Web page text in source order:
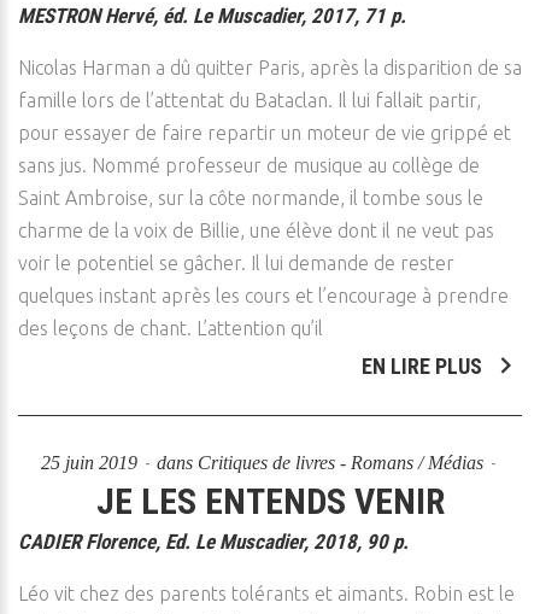
MESTRON Hervé, éd. Le Muscadier, 2017, 71 p.
Nicolas Harman a dû quitter Paris, après la disparition de sa
famille lors de l’attentat du Bataclan. Il lui fallait partir,
pour essayer de faire repartir un moteur de vie grippé et
sans jus. Nommé professeur de musique au collège de
Saint Ambroise, sur la côte normande, il tombe sous le
charme de la voix de Billie, une élève dont il ne veut pas
voir le potentiel se gâcher. Il lui demande de rester
quelques instant après les cours et l’encourage à prendre
des leçons de chant. L’attention qu’il
EN LIRE PLUS
25 juin 2019 dans Critiques de livres - Romans / Médias
JE LES ENTENDS VENIR
CADIER Florence, Ed. Le Muscadier, 2018, 90 p.
Léo vit chez des parents tolérants et aimants. Robin est le